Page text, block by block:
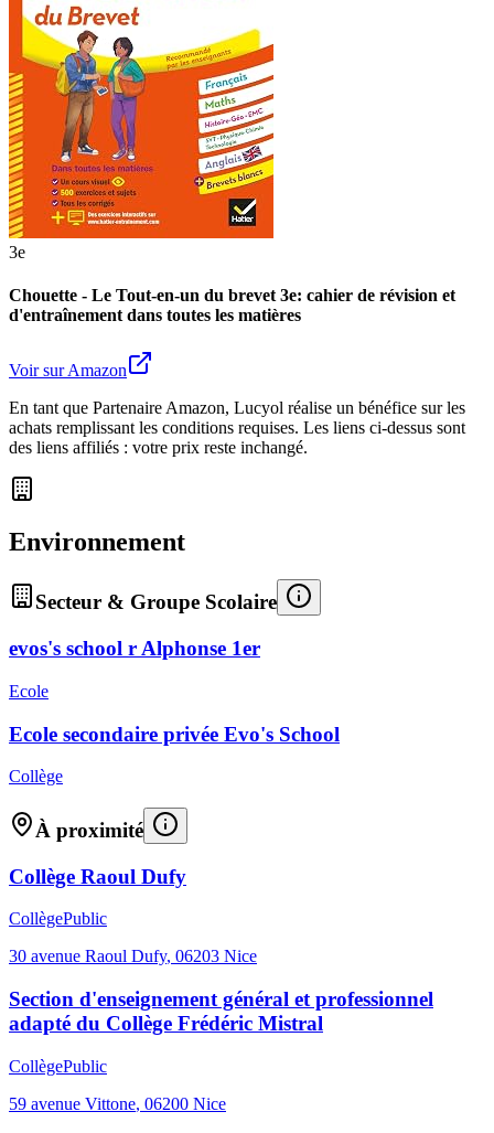
3e
Chouette - Le Tout-en-un du brevet 3e: cahier de révision et
d'entraînement dans toutes les matières
Voir sur Amazon
En tant que Partenaire Amazon, Lucyol réalise un bénéfice sur les
achats remplissant les conditions requises. Les liens ci-dessus sont
des liens affiliés : votre prix reste inchangé.
Environnement
Secteur & Groupe Scolaire
evos's school r Alphonse 1er
Ecole
Ecole secondaire privée Evo's School
Collège
À proximité
Collège Raoul Dufy
CollègePublic
30 avenue Raoul Dufy, 06203 Nice
Section d'enseignement général et professionnel
adapté du Collège Frédéric Mistral
CollègePublic
59 avenue Vittone, 06200 Nice